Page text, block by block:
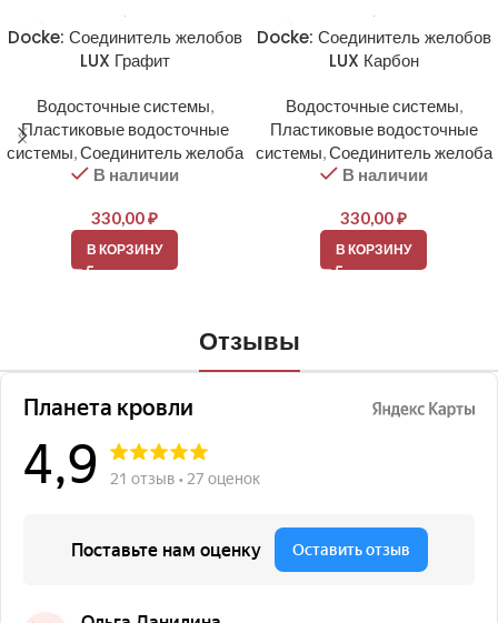
Docke: Соединитель желобов
LUX Графит
Водосточные системы,
Пластиковые водосточные
системы,Соединитель желоба
В наличии
330,00₽
В КОРЗИНУ
Docke: Соединитель желобов
LUX Карбон
Водосточные системы,
Пластиковые водосточные
системы,Соединитель желоба
В наличии
330,00₽
В КОРЗИНУ
Отзывы